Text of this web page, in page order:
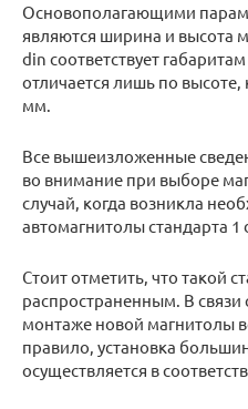
Основополагающими
являются ширина и высота
din соответствует
отличается лишь по высоте,
мм.
Все вышеизложенные
во внимание при выборе
случай, когда возникла
автомагнитолы стандарта 1
Стоит отметить, что такой
распространенным. В связи
монтаже новой магнитолы
правило, установка
осуществляется в